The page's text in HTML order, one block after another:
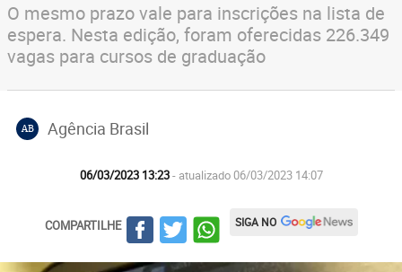
O mesmo prazo vale para inscrições na lista de
espera. Nesta edição, foram oferecidas 226.349
vagas para cursos de graduação
AB Agência Brasil
06/03/2023 13:23- atualizado 06/03/2023 14:07
COMPARTILHE SIGA NO